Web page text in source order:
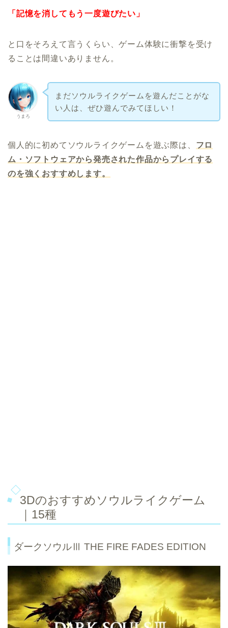
「記憶を消してもう一度遊びたい」
と口をそろえて言うくらい、ゲーム体験に衝撃を受け
ることは間違いありません。
うまろ
まだソウルライクゲームを遊んだことがな
い人は、ぜひ遊んでみてほしい！
個人的に初めてソウルライクゲームを遊ぶ際は、 フロ
ム・ソフトウェアから発売された作品からプレイする
のを強くおすすめします。
3Dのおすすめソウルライクゲーム
｜15種
ダークソウルⅢ THE FIRE FADES EDITION